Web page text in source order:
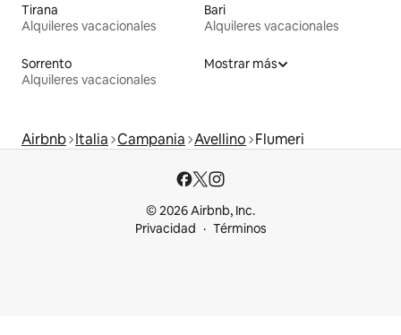
Tirana
Alquileres vacacionales
Bari
Alquileres vacacionales
Sorrento
Alquileres vacacionales
Mostrar más
Airbnb Italia Campania Avellino Flumeri
© 2026 Airbnb, Inc.
Privacidad
Términos